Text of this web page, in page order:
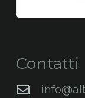
Contatti